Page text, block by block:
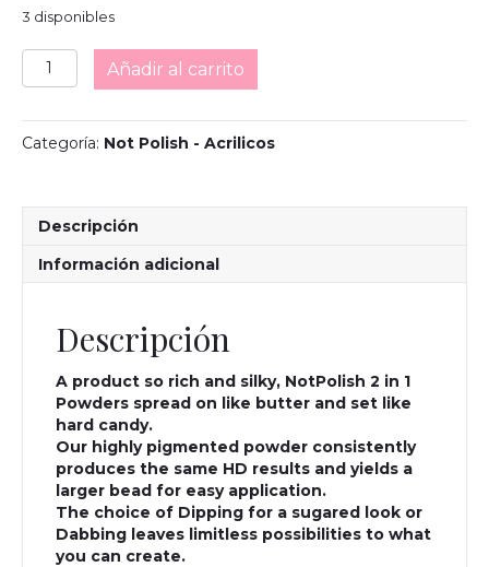
3 disponibles
NOTPOLISH
M59
ENGINE
ACRYLIC
Añadir al carrito
Categoría: Not Polish - Acrilicos
Descripción
Información adicional
Descripción
A product so rich and silky, NotPolish 2 in 1
Powders spread on like butter and set like
hard candy.
Our highly pigmented powder consistently
produces the same HD results and yields a
larger bead for easy application.
The choice of Dipping for a sugared look or
Dabbing leaves limitless possibilities to what
you can create.